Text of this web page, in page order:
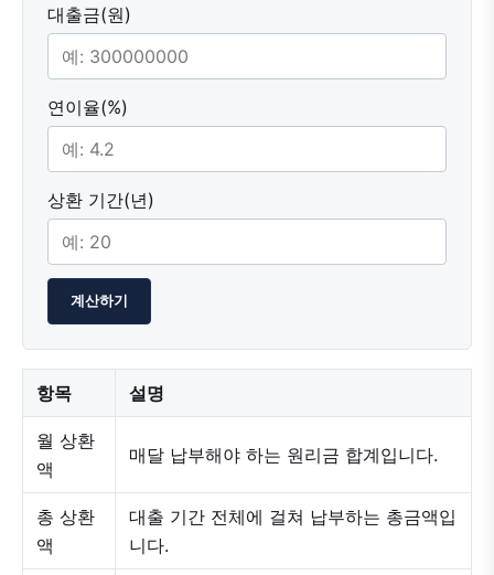
대출금(원)
연이율(%)
상환 기간(년)
계산하기
항목 설명
월 상환
액
매달 납부해야 하는 원리금 합계입니다.
총 상환
액
대출 기간 전체에 걸쳐 납부하는 총금액입
니다.